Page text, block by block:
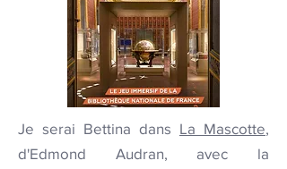
Je serai Bettina dans La Mascotte,
d'Edmond Audran, avec la